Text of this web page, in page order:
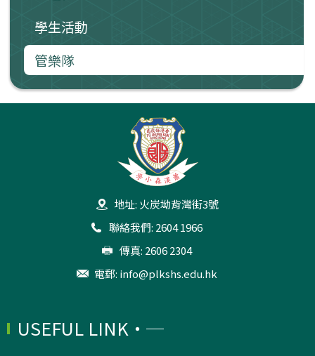
學生活動
管樂隊
地址: 火炭坳背灣街3號
聯絡我們: 2604 1966
傳真: 2606 2304
電郵: info@plkshs.edu.hk
USEFUL LINK